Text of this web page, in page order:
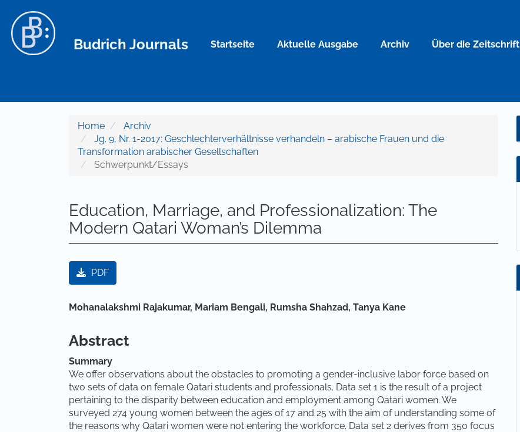
Hauptinhalt
Sidebar
Budrich Journals Startseite Aktuelle Ausgabe Archiv Über die Zeitschrift
Home
Archiv
Jg. 9, Nr. 1-2017: Geschlechterverhältnisse verhandeln – arabische Frauen und die
Transformation arabischer Gesellschaften
Schwerpunkt/Essays
Education, Marriage, and Professionalization: The
Modern Qatari Woman’s Dilemma
Artikel-Sidebar
PDF
Hauptsächlicher Artikelinhalt
Mohanalakshmi Rajakumar, Mariam Bengali, Rumsha Shahzad, Tanya Kane
Abstract
Summary
We offer observations about the obstacles to promoting a gender-inclusive labor force based on
two sets of data on female Qatari students and professionals. Data set 1 is the result of a project
pertaining to the disparity between education and employment among Qatari women. We
surveyed 274 young women between the ages of 17 and 25 with the aim of understanding some of
the reasons why Qatari women were not entering the workforce. Data set 2 derives from 350 focus